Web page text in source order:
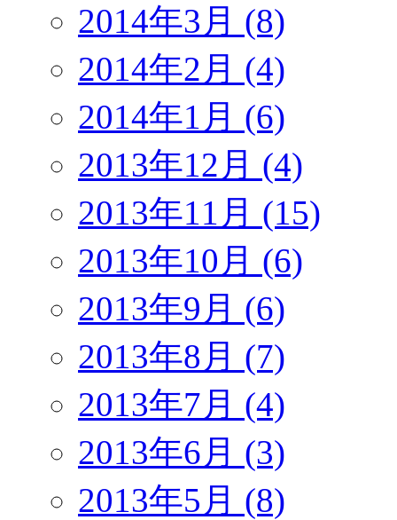
2014年3月 (8)
2014年2月 (4)
2014年1月 (6)
2013年12月 (4)
2013年11月 (15)
2013年10月 (6)
2013年9月 (6)
2013年8月 (7)
2013年7月 (4)
2013年6月 (3)
2013年5月 (8)